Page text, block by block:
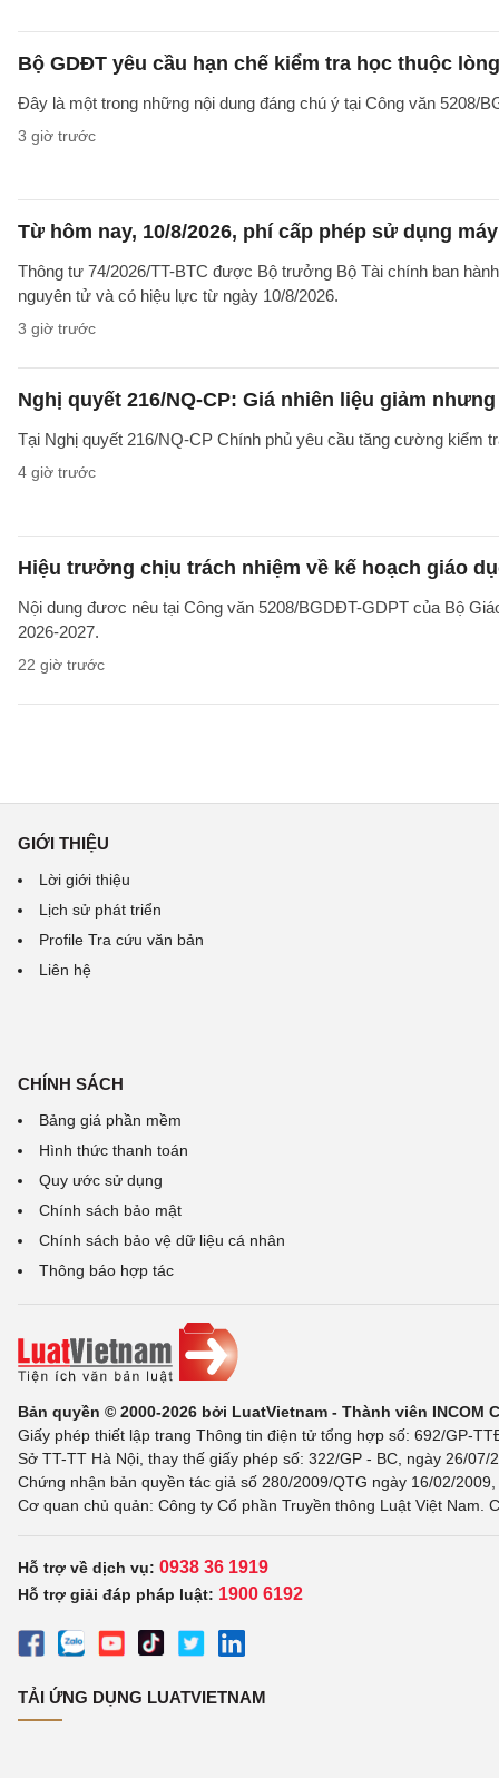
Bộ GDĐT yêu cầu hạn chế kiểm tra học thuộc
Đây là một trong những nội dung đáng chú ý tại Công văn 5208/
3 giờ trước
Từ hôm nay, 10/8/2026, phí cấp phép sử dụng
Thông tư 74/2026/TT-BTC được Bộ trưởng Bộ Tài chính ban
nguyên tử và có hiệu lực từ ngày 10/8/2026.
3 giờ trước
Nghị quyết 216/NQ-CP: Giá nhiên liệu giảm
Tại Nghị quyết 216/NQ-CP Chính phủ yêu cầu tăng cường kiểm
4 giờ trước
Hiệu trưởng chịu trách nhiệm về kế hoạch giáo
Nội dung đươc nêu tại Công văn 5208/BGDĐT-GDPT của Bộ
2026-2027.
22 giờ trước
GIỚI THIỆU
Lời giới thiệu
Lịch sử phát triển
Profile Tra cứu văn bản
Liên hệ
CHÍNH SÁCH
Bảng giá phần mềm
Hình thức thanh toán
Quy ước sử dụng
Chính sách bảo mật
Chính sách bảo vệ dữ liệu cá nhân
Thông báo hợp tác
Bản quyền © 2000-2026 bởi LuatVietnam - Thành viên INCOM
Giấy phép thiết lập trang Thông tin điện tử tổng hợp số: 692/GP-
Sở TT-TT Hà Nội, thay thế giấy phép số: 322/GP - BC, ngày 26/
Chứng nhận bản quyền tác giả số 280/2009/QTG ngày 16/02/
Cơ quan chủ quản: Công ty Cổ phần Truyền thông Luật Việt Nam.
Hỗ trợ về dịch vụ: 0938 36 1919
Hỗ trợ giải đáp pháp luật: 1900 6192
TẢI ỨNG DỤNG LUATVIETNAM